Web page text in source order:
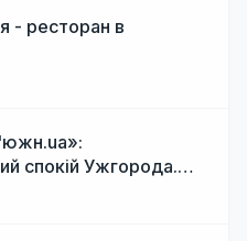
- ресторан в
спокій Ужгорода.
кухня, затишок